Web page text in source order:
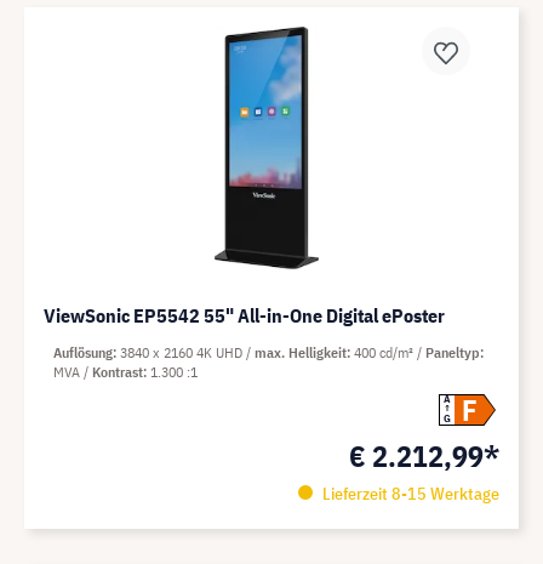
ViewSonic EP5542 55" All-in-One Digital ePoster
A
G
F
€ 2.212,99*
Lieferzeit 8-15 Werktage
Auflösung 3840 x 2160 4K UHD max. Helligkeit 400 cd/m²
Paneltyp
MVA
Kontrast 1.300 :1